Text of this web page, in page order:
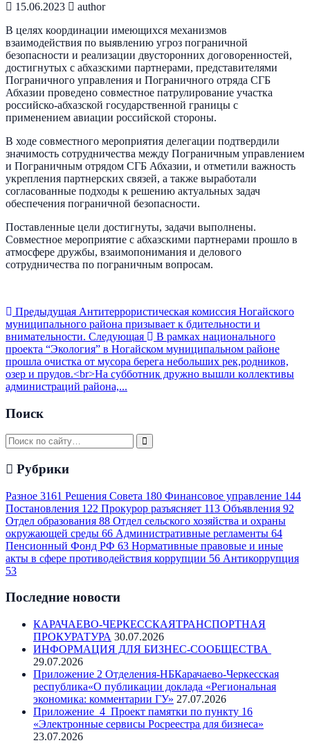
15.06.2023
author
В целях координации имеющихся механизмов
взаимодействия по выявлению угроз пограничной
безопасности и реализации двусторонних договоренностей,
достигнутых с абхазскими партнерами, представителями
Пограничного управления и Пограничного отряда СГБ
Абхазии проведено совместное патрулирование участка
российско-абхазской государственной границы с
применением авиации российской стороны.
В ходе совместного мероприятия делегации подтвердили
значимость сотрудничества между Пограничным управлением
и Пограничным отрядом СГБ Абхазии, и отметили важность
укрепления партнерских связей, а также выработали
согласованные подходы к решению актуальных задач
обеспечения пограничной безопасности.
Поставленные цели достигнуты, задачи выполнены.
Совместное мероприятие с абхазскими партнерами прошло в
атмосфере дружбы, взаимопонимания и делового
сотрудничества по пограничным вопросам.
Предыдущая Антитеррористическая комиссия Ногайского
муниципального района призывает к бдительности и
внимательности. Следующая
В рамках национального
проекта “Экология” в Ногайском муниципальном районе
прошла очистка от мусора берега небольших рек,родников,
озер и прудов.<br>На субботник дружно вышли коллективы
администраций района,...
Поиск
Рубрики
Разное 3161 Решения Совета 180 Финансовое управление 144
Постановления 122 Прокурор разъясняет 113 Объявления 92
Отдел образования 88 Отдел сельского хозяйства и охраны
окружающей среды 66 Административные регламенты 64
Пенсионный Фонд РФ 63 Нормативные правовые и иные
акты в сфере противодействия коррупции 56 Антикоррупция
53
Последние новости
КАРАЧАЕВО-ЧЕРКЕССКАЯТРАНСПОРТНАЯ
ПРОКУРАТУРА 30.07.2026
ИНФОРМАЦИЯ ДЛЯ БИЗНЕС-СООБЩЕСТВА
29.07.2026
Приложение 2 Отделения-НБКарачаево-Черкесская
республика«О публикации доклада «Региональная
экономика: комментарии ГУ» 27.07.2026
Приложение_4_Проект памятки по пункту 16
«Электронные сервисы Росреестра для бизнеса»
23.07.2026